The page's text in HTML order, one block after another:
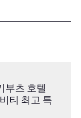
부츠 호텔
티 최고 특